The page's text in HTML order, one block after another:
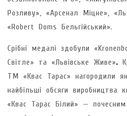
Розливу», «Арсенал Міцне»,
«Robert Doms Бельгійський».
Срібні медалі здобули
Світле» та «Львівське Живе».
ТМ «Квас Тарас» нагородили
найбільші обсяги виробництва
«Квас Тарас Білий» —